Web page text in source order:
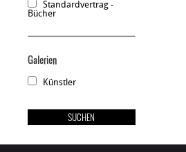
Standardvertrag -
Bücher
Galerien
Künstler